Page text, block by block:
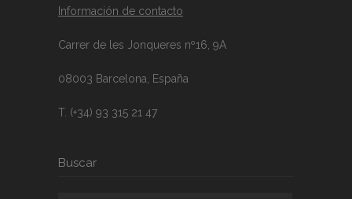
Información de contacto
Carrer de les Jonqueres nº16, 9A
08003 Barcelona, España
T. (+34) 93 315 21 47
Buscar